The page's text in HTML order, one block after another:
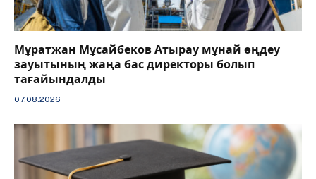
Мұратжан Мұсайбеков Атырау мұнай өңдеу
зауытының жаңа бас директоры болып
тағайындалды
07.08.2026